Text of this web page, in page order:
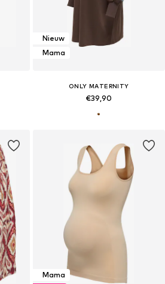
Nieuw
Mama
ONLY MATERNITY
€39,90
Mama